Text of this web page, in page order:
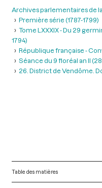
Archives parlementaires de
Première série (1787-1799)
Tome LXXXIX - Du 29
1794)
République française -
Séance du 9 floréal an II (28
26. District de Vendôme.
Table des matières